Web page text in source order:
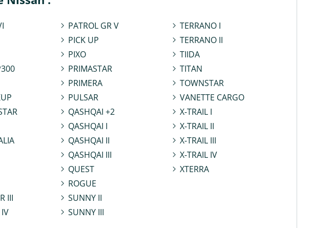
III
PATROL GR V
PICK UP
PIXO
PRIMASTAR
PRIMERA
PULSAR
QASHQAI +2
QASHQAI I
QASHQAI II
QASHQAI III
QUEST
ROGUE
SUNNY II
SUNNY III
TERRANO I
TERRANO II
TIIDA
TITAN
TOWNSTAR
VANETTE CARGO
X-TRAIL I
X-TRAIL II
X-TRAIL III
X-TRAIL IV
XTERRA